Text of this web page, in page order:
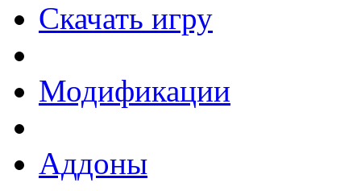
Скачать игру
Модификации
Аддоны